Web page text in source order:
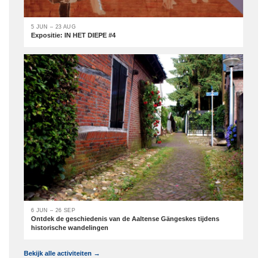
5 JUN – 23 AUG
Expositie: IN HET DIEPE #4
6 JUN – 26 SEP
Ontdek de geschiedenis van de Aaltense Gängeskes tijdens
historische wandelingen
Bekijk alle activiteiten →